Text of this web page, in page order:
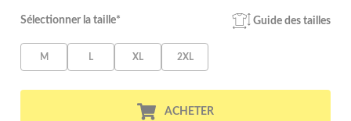
Sélectionner la taille* Guide des tailles
M L XL 2XL
ACHETER